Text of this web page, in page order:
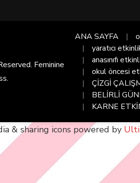
Feminine
.
ANA SAYFA
yaratıcı
anasınıfı
okul öncesi
ÇİZGİ
BELİRLİ
KARNE
& sharing icons powered by